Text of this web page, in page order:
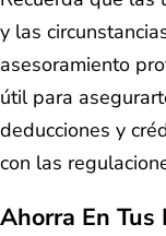
y las
asesoramiento
útil para
deducciones y
con las
Ahorra En Tus